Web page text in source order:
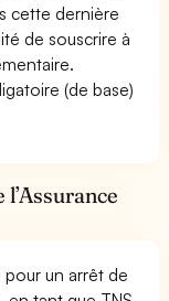
cette dernière
de souscrire à
(de base)
un arrêt de